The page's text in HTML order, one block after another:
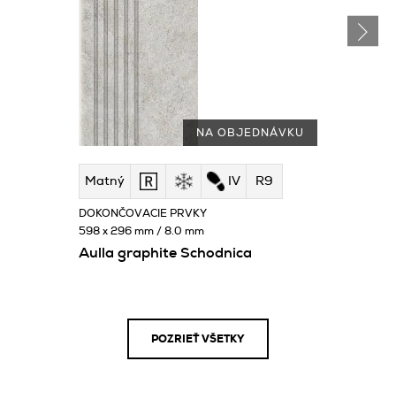
NA OBJEDNÁVKU
Matný IV R9
Aulla graphite Schodnica
DOKONČOVACIE PRVKY
598 x 296 mm / 8.0 mm
POZRIEŤ VŠETKY